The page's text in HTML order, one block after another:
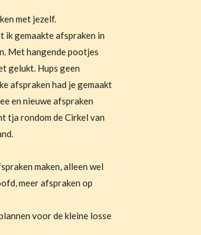
met jezelf.
ik gemaakte afspraken in
Met hangende pootjes
gelukt. Hups geen
afspraken had je gemaakt
en nieuwe afspraken
tja rondom de Cirkel van
maken, alleen wel
meer afspraken op
voor de kleine losse